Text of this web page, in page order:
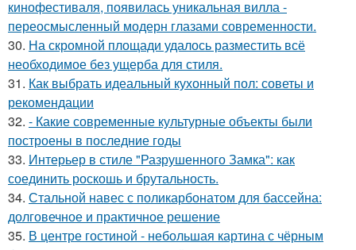
кинофестиваля, появилась уникальная вилла -
переосмысленный модерн глазами современности.
30. На скромной площади удалось разместить всё
необходимое без ущерба для стиля.
31. Как выбрать идеальный кухонный пол: советы и
рекомендации
32. - Какие современные культурные объекты были
построены в последние годы
33. Интерьер в стиле "Разрушенного Замка": как
соединить роскошь и брутальность.
34. Стальной навес с поликарбонатом для бассейна:
долговечное и практичное решение
35. В центре гостиной - небольшая картина с чёрным